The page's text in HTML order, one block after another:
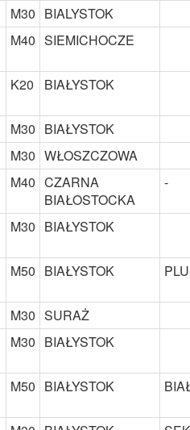
M30 BIALYSTOK
M40 SIEMICHOCZE
K20 BIAŁYSTOK
M30 BIAŁYSTOK
M30 WŁOSZCZOWA
M40 CZARNA
BIAŁOSTOCKA
-
M30 BIAŁYSTOK
M50 BIAŁYSTOK
M30 SURAŻ
M30 BIAŁYSTOK
M50 BIAŁYSTOK